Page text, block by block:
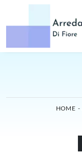
HOME -